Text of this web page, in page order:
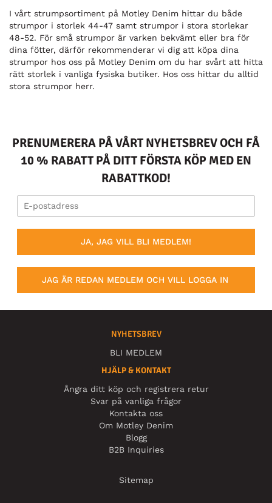
I vårt strumpsortiment på Motley Denim hittar du både
strumpor i storlek 44-47 samt strumpor i stora storlekar
48-52. För små strumpor är varken bekvämt eller bra för
dina fötter, därför rekommenderar vi dig att köpa dina
strumpor hos oss på Motley Denim om du har svårt att hitta
rätt storlek i vanliga fysiska butiker. Hos oss hittar du alltid
stora strumpor herr.
PRENUMERERA PÅ VÅRT NYHETSBREV OCH FÅ
10 % RABATT PÅ DITT FÖRSTA KÖP MED EN
RABATTKOD!
JA, JAG VILL BLI MEDLEM!
JAG ÄR REDAN MEDLEM OCH VILL LOGGA IN
NYHETSBREV
BLI MEDLEM
HJÄLP & KONTAKT
Ångra ditt köp och registrera retur
Svar på vanliga frågor
Kontakta oss
Om Motley Denim
Blogg
B2B Inquiries
Sitemap